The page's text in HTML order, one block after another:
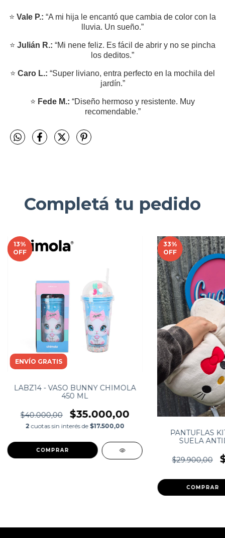
⭐ Vale P.: “A mi hija le encantó que cambia de color con la
lluvia. Un sueño.”
⭐ Julián R.: “Mi nene feliz. Es fácil de abrir y no se pincha
los deditos.”
⭐ Caro L.: “Super liviano, entra perfecto en la mochila del
jardín.”
⭐ Fede M.: “Diseño hermoso y resistente. Muy
recomendable.”
Completá tu pedido
13%
OFF
ENVÍO GRATIS
LABZ14 - VASO BUNNY CHIMOLA
450 ML
$40.000,00 $35.000,00
2 cuotas sin interés de $17.500,00
33%
OFF
PANTUFLAS
SUELA
$29.900,00
COMPRAR